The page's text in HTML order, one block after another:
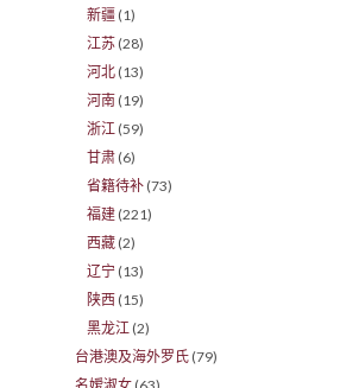
新疆 (1)
江苏 (28)
河北 (13)
河南 (19)
浙江 (59)
甘肃 (6)
省籍待补 (73)
福建 (221)
西藏 (2)
辽宁 (13)
陕西 (15)
黑龙江 (2)
台港澳及海外罗氏 (79)